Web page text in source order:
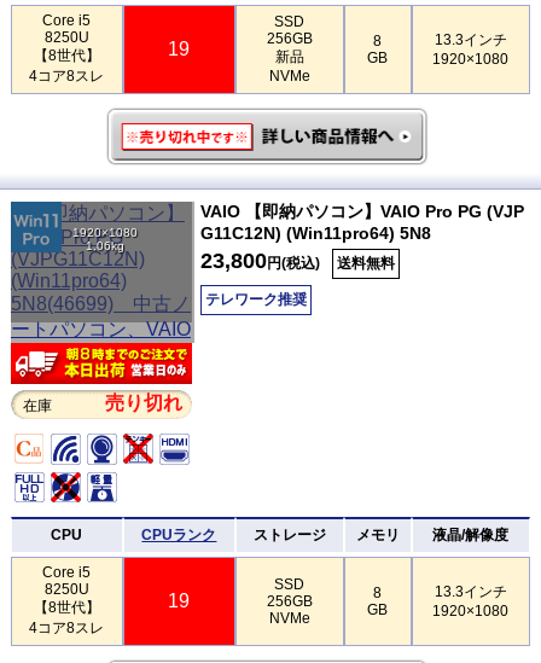
Core i5
8250U
【8世代】
4コア8スレ
19
SSD
256GB
新品
NVMe
8
GB
13.3インチ
1920×1080
1920×1080
1.06kg
在庫 売り切れ
VAIO 【即納パソコン】VAIO Pro PG (VJP
G11C12N) (Win11pro64) 5N8
23,800円(税込) 送料無料
テレワーク推奨
CPU CPUランク ストレージ メモリ 液晶/解像度
Core i5
8250U
【8世代】
4コア8スレ
19
SSD
256GB
NVMe
8
GB
13.3インチ
1920×1080